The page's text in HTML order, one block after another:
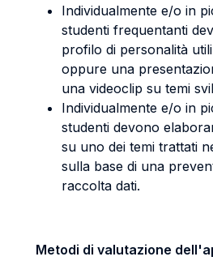
Individualmente e/o in
studenti frequentanti
profilo di personalità
oppure una
una videoclip su temi
Individualmente e/o in
studenti devono
su uno dei temi trattati
sulla base di una
raccolta dati.
Metodi di valutazione